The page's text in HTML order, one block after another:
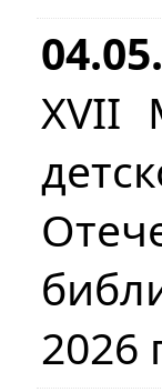
XVII
2026